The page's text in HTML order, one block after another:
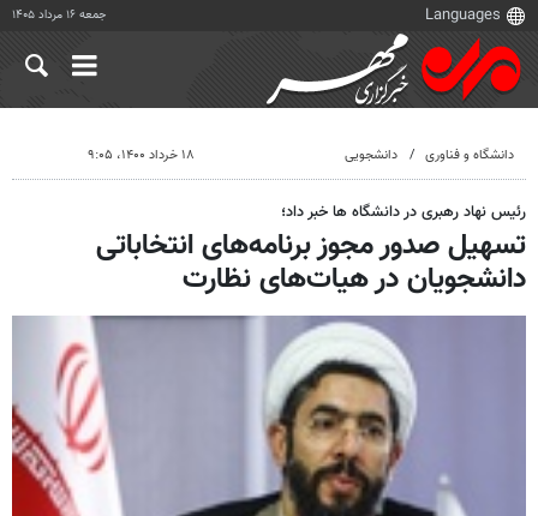
جمعه ۱۶ مرداد ۱۴۰۵
دانشگاه و فناوری دانشجویی ۱۸ خرداد ۱۴۰۰، ۹:۰۵
رئیس نهاد رهبری در دانشگاه ها خبر داد؛
تسهیل صدور مجوز برنامه‌های انتخاباتی
دانشجویان در هیات‌های نظارت